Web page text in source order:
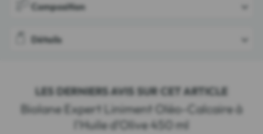
Composition
Détails
LES DERNIERS AVIS SUR CET ARTICLE
Biolane Expert Liniment Oléo-Calcaire à
l'Huile d'Olive 450 ml